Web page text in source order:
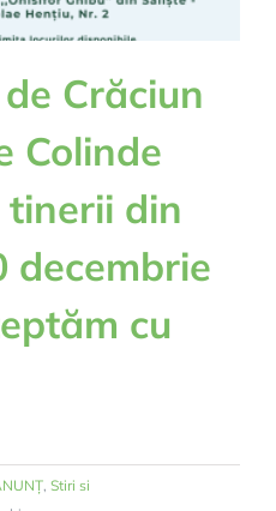
Crăciun
Colinde
din
decembrie
cu
, Stiri si